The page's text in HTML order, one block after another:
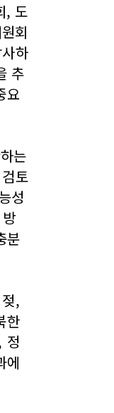
, 도
회
하
추
요
는
토
성
분
,
한
정
에